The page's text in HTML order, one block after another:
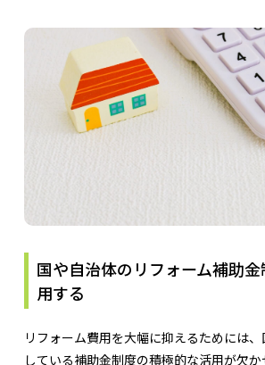
国や自治体のリフォーム補助
用する
リフォーム費用を大幅に抑えるためには
している補助金制度の積極的な活用が欠